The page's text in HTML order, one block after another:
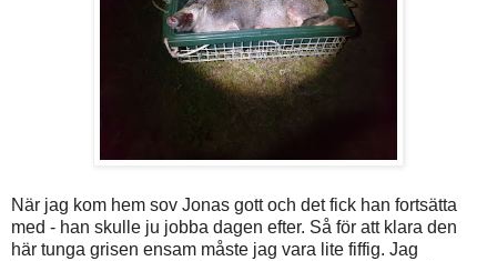
När jag kom hem sov Jonas gott och det fick han fortsätta
med - han skulle ju jobba dagen efter. Så för att klara den
här tunga grisen ensam måste jag vara lite fiffig. Jag